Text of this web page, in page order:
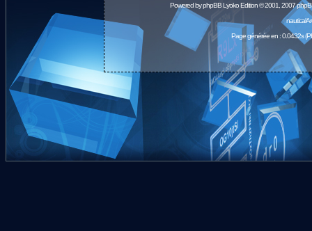
Powered byphpBBLyoko Edition © 2001, 2007
Page générée en : 0.0432s